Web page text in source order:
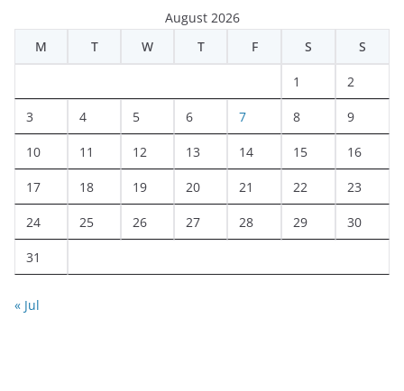
August 2026
M
T W T F S S
1 2
3 4 5 6 7 8 9
10 11 12 13 14 15 16
17 18 19 20 21 22 23
24 25 26 27 28 29 30
31
« Jul